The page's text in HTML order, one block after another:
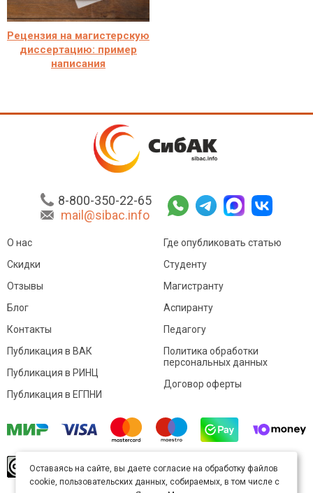
Рецензия на магистерскую
диссертацию: пример
написания
8-800-350-22-65
mail@sibac.info
О нас
Скидки
Отзывы
Блог
Контакты
Где опубликовать статью
Студенту
Магистранту
Аспиранту
Педагогу
Публикация в ВАК
Публикация в РИНЦ
Публикация в ЕГПНИ
Политика обработки
персональных данных
Договор оферты
произведение доступно полицензии Creative
Commons «Attribution» («Атрибуция») 4.0
Оставаясь на сайте, вы даете согласие на обработку файлов
cookie, пользовательских данных, собираемых, в том числе с